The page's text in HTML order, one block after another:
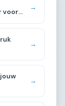
voor
→
→
→